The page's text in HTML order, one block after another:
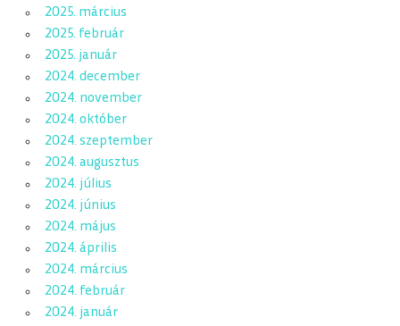
2025. március
2025. február
2025. január
2024. december
2024. november
2024. október
2024. szeptember
2024. augusztus
2024. július
2024. június
2024. május
2024. április
2024. március
2024. február
2024. január